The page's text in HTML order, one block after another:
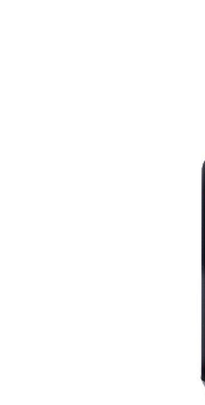
ЦВЕТОВАЯ ЭССЕНЦИЯ